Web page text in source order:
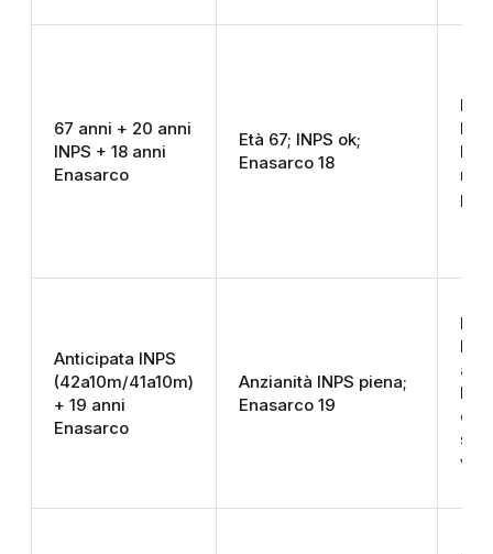
67 anni + 20 anni
INPS + 18 anni
Enasarco
Età 67; INPS ok;
Enasarco 18
non
Anticipata INPS
(42a10m/41a10m)
+ 19 anni
Enasarco
Anzianità INPS piena;
Enasarco 19